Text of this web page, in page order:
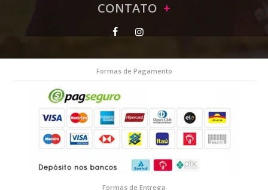
CONTATO
Formas de Pagamento
Formas de Entrega